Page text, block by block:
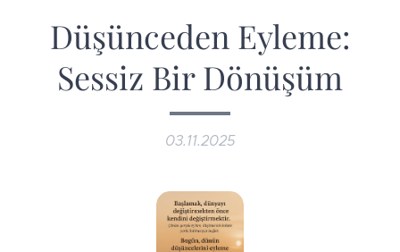
Düşünceden Eyleme:
Sessiz Bir Dönüşüm
03.11.2025